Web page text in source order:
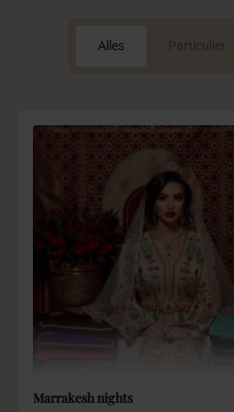
Alles Particulier
Marrakesh nights